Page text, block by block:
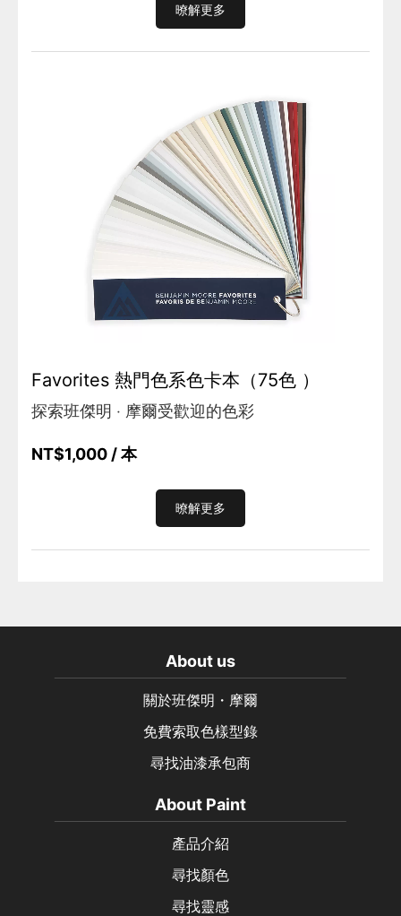
暸解更多
Favorites 熱門色系色卡本（75色 ）
探索班傑明 ‧ 摩爾受歡迎的色彩
NT$1,000 / 本
暸解更多
About us
關於班傑明・摩爾
免費索取色樣型錄
尋找油漆承包商
About Paint
產品介紹
尋找顏色
尋找靈感